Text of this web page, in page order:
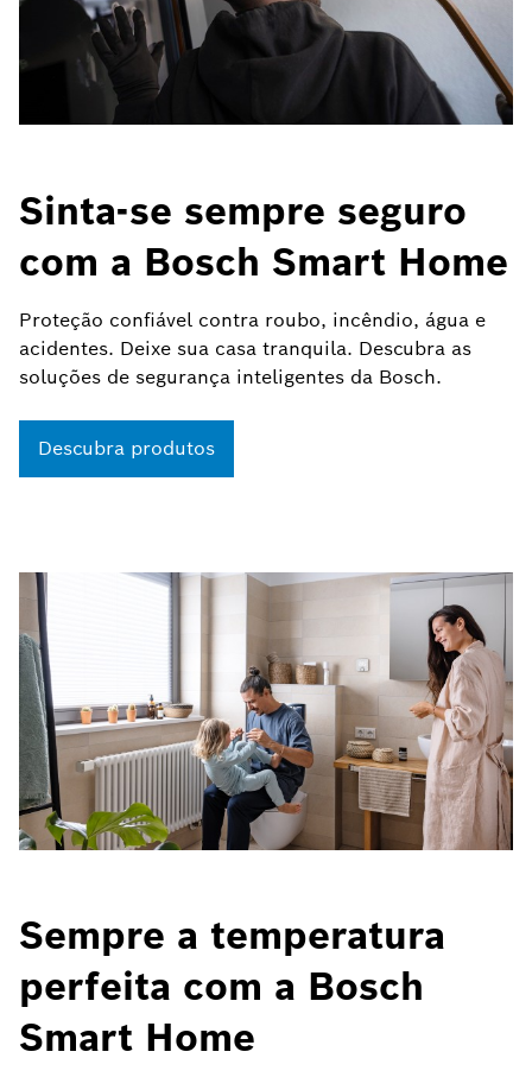
Sinta-se sempre seguro
com a Bosch Smart Home
Proteção confiável contra roubo, incêndio, água e
acidentes. Deixe sua casa tranquila. Descubra as
soluções de segurança inteligentes da Bosch.
Descubra produtos
Sempre a temperatura
perfeita com a Bosch
Smart Home